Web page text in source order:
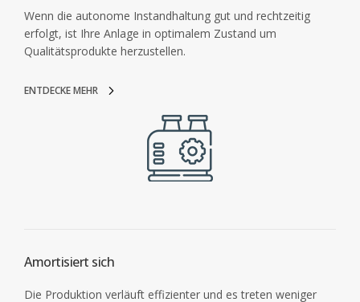
Wenn die autonome Instandhaltung gut und rechtzeitig
erfolgt, ist Ihre Anlage in optimalem Zustand um
Qualitätsprodukte herzustellen.
ENTDECKE MEHR
Amortisiert sich
Die Produktion verläuft effizienter und es treten weniger